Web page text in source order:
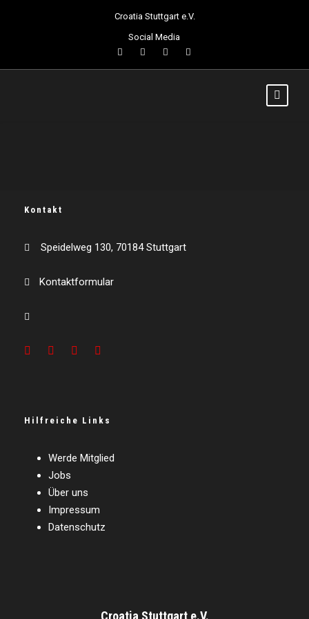
Croatia Stuttgart e.V.
Social Media
Kontakt
Speidelweg 130, 70184 Stuttgart
Kontaktformular
Hilfreiche Links
Werde Mitglied
Jobs
Über uns
Impressum
Datenschutz
Croatia Stuttgart e.V.